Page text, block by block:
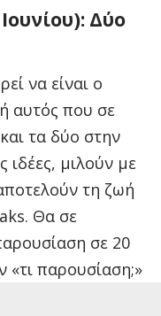
Δύο
να είναι ο
αυτός που σε
τα δύο στην
ιδέες, μιλούν με
τη ζωή
Θα σε
σε 20
«τι παρουσίαση;»